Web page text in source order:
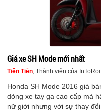
Giá xe SH Mode mới nhất
Tiên Tiên , Thành viên của
Honda SH Mode 2016 giá
dòng xe tay ga cao cấp mà
nữ giới nhưng với sự thay